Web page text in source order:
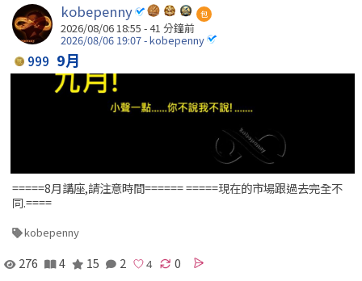
kobepenny 包
2026/08/06 18:55 -41 分鐘前
2026/08/06 19:07 - kobepenny
999 9月
=====8月講座,請注意時間====== =====現在的市場跟過去完全不
同.====
kobepenny
276 4 15 2 0